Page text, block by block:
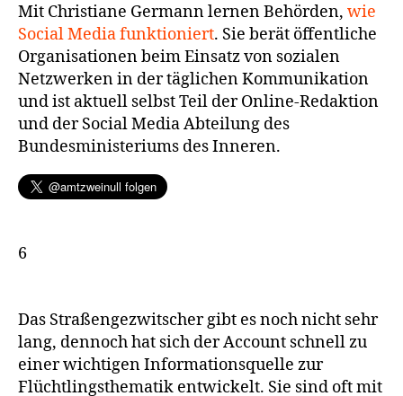
Mit Christiane Germann lernen Behörden, wie
Social Media funktioniert. Sie berät öffentliche
Organisationen beim Einsatz von sozialen
Netzwerken in der täglichen Kommunikation
und ist aktuell selbst Teil der Online-Redaktion
und der Social Media Abteilung des
Bundesministeriums des Inneren.
6
Das Straßengezwitscher gibt es noch nicht sehr
lang, dennoch hat sich der Account schnell zu
einer wichtigen Informationsquelle zur
Flüchtlingsthematik entwickelt. Sie sind oft mit